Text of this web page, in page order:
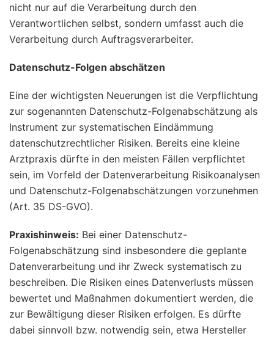
nicht nur auf die Verarbeitung durch den
Verantwortlichen selbst, sondern umfasst auch die
Verarbeitung durch Auftragsverarbeiter.
Datenschutz-Folgen abschätzen
Eine der wichtigsten Neuerungen ist die Verpflichtung
zur sogenannten Datenschutz-Folgenabschätzung als
Instrument zur systematischen Eindämmung
datenschutzrechtlicher Risiken. Bereits eine kleine
Arztpraxis dürfte in den meisten Fällen verpflichtet
sein, im Vorfeld der Datenverarbeitung Risikoanalysen
und Datenschutz-Folgenabschätzungen vorzunehmen
(Art. 35 DS-GVO).
Praxishinweis: Bei einer Datenschutz-
Folgenabschätzung sind insbesondere die geplante
Datenverarbeitung und ihr Zweck systematisch zu
beschreiben. Die Risiken eines Datenverlusts müssen
bewertet und Maßnahmen dokumentiert werden, die
zur Bewältigung dieser Risiken erfolgen. Es dürfte
dabei sinnvoll bzw. notwendig sein, etwa Hersteller